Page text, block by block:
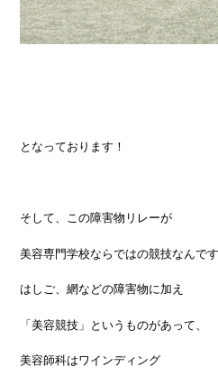
となっております！
そして、この障害物リレーが
美容専門学校ならではの競技なんで
はしご、網などの障害物に加え
「美容競技」というものがあって、
美容師科はワインディング